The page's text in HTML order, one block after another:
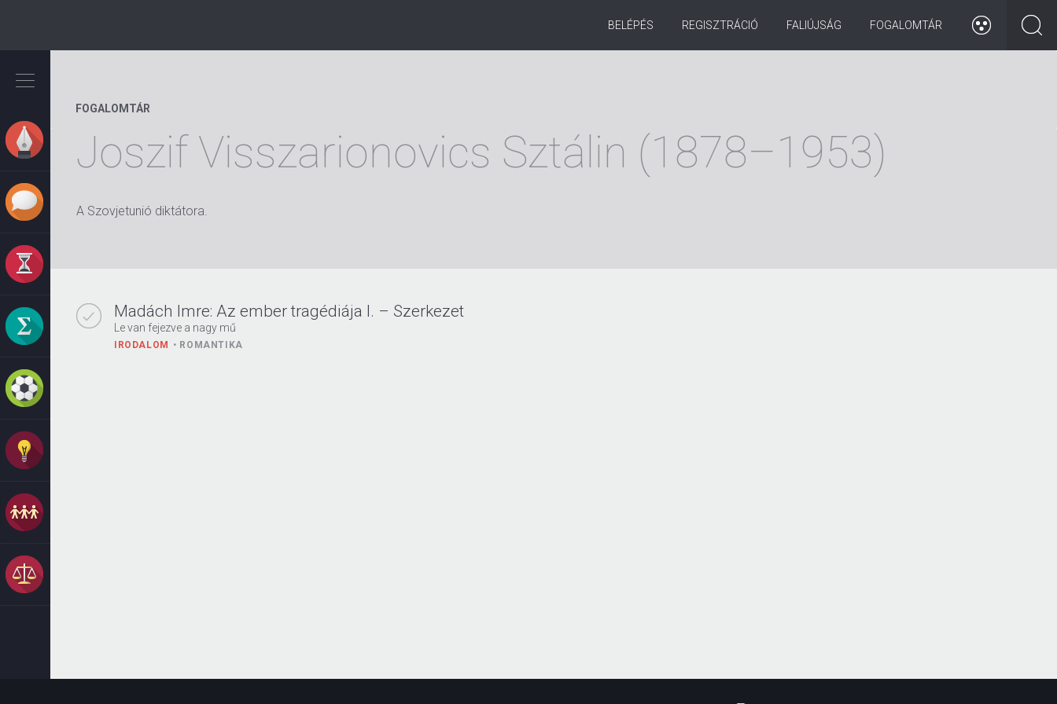
tartalomra
REGISZTRÁCIÓ FALIÚJSÁG FOGALOMTÁR
BELÉPÉS
FOGALOMTÁR
Joszif Visszarionovics Sztálin (1878–1953)
A Szovjetunió diktátora.
Madách Imre: Az ember tragédiája I. – Szerkezet
Le van fejezve a nagy mű
IRODALOM ROMANTIKA